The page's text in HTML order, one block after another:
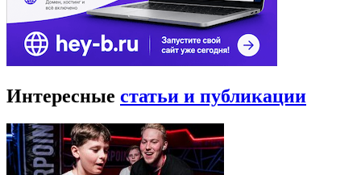
Интересные статьи и публикации